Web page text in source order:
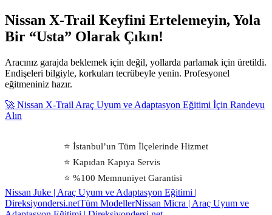
Nissan X-Trail Keyfini Ertelemeyin, Yola
Bir “Usta” Olarak Çıkın!
Aracınız garajda beklemek için değil, yollarda parlamak için üretildi.
Endişeleri bilgiyle, korkuları tecrübeyle yenin. Profesyonel
eğitmeniniz hazır.
🚀 Nissan X-Trail Araç Uyum ve Adaptasyon Eğitimi İçin Randevu
Alın
⭐ İstanbul’un Tüm İlçelerinde Hizmet
⭐ Kapıdan Kapıya Servis
⭐ %100 Memnuniyet Garantisi
Nissan Juke | Araç Uyum ve Adaptasyon Eğitimi |
Direksiyondersi.netTüm ModellerNissan Micra | Araç Uyum ve